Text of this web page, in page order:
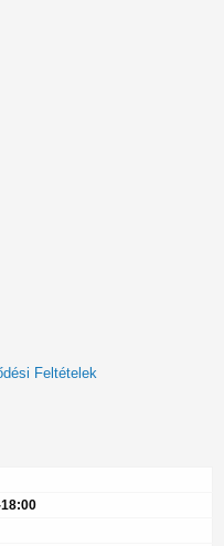
Feltételek